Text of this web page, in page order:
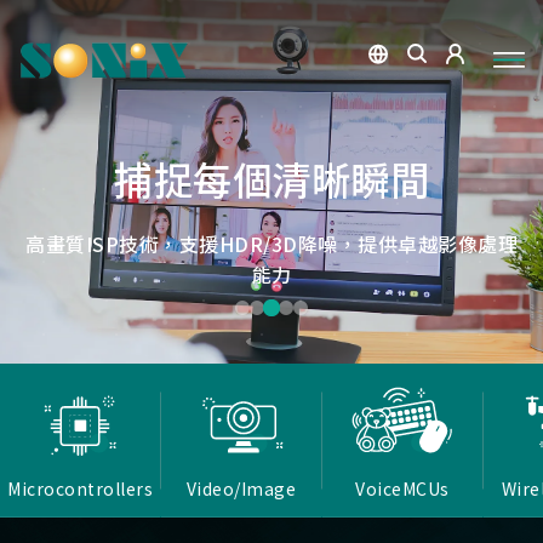
微小核心，巨大力量
松翰MCU：極致效能，智慧應用無所不在
低延遲戰場
Report Rate 性能之巔，松翰電競，掌控每一秒
捕捉每個清晰瞬間
高畫質ISP技術，支援HDR/3D降噪，提供卓越影像處理
能力
點讀魔法，數位學習新體驗
OID光學辨識技術，紙本內容瞬間數位化，開啟互動新篇
章
低延遲，無線視界
確保流暢穩定的影像傳輸
Microcontrollers Video/Image VoiceMCUs